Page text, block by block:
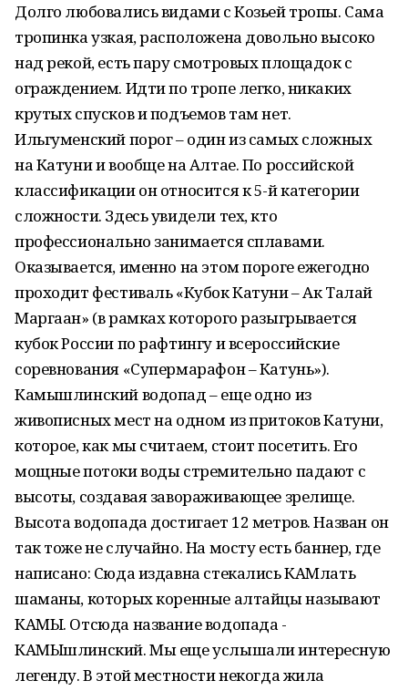
Долго любовались видами с Козьей тропы. Сама
тропинка узкая, расположена довольно высоко
над рекой, есть пару смотровых площадок с
ограждением. Идти по тропе легко, никаких
крутых спусков и подъемов там нет.
Ильгуменский порог – один из самых сложных
на Катуни и вообще на Алтае. По российской
классификации он относится к 5-й категории
сложности. Здесь увидели тех, кто
профессионально занимается сплавами.
Оказывается, именно на этом пороге ежегодно
проходит фестиваль «Кубок Катуни – Ак Талай
Маргаан» (в рамках которого разыгрывается
кубок России по рафтингу и всероссийские
соревнования «Супермарафон – Катунь»).
Камышлинский водопад – еще одно из
живописных мест на одном из притоков Катуни,
которое, как мы считаем, стоит посетить. Его
мощные потоки воды стремительно падают с
высоты, создавая завораживающее зрелище.
Высота водопада достигает 12 метров. Назван он
так тоже не случайно. На мосту есть баннер, где
написано: Сюда издавна стекались КАМлать
шаманы, которых коренные алтайцы называют
КАМЫ. Отсюда название водопада -
КАМЫшлинский. Мы еще услышали интересную
легенду. В этой местности некогда жила